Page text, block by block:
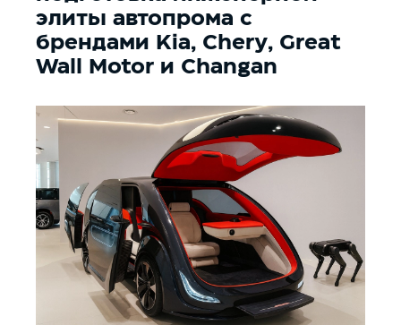
элиты автопрома с
брендами Kia, Chery, Great
Wall Motor и Сhangan